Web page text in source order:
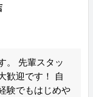
。 先輩スタッ
歓迎です！ 自
験でもはじめや